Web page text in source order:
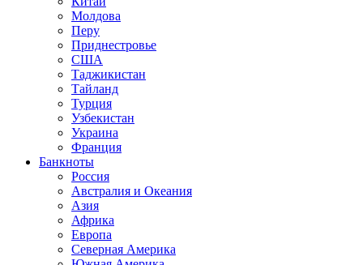
Молдова
Перу
Приднестровье
США
Таджикистан
Тайланд
Турция
Узбекистан
Украина
Франция
Банкноты
Россия
Австралия и Океания
Азия
Африка
Европа
Северная Америка